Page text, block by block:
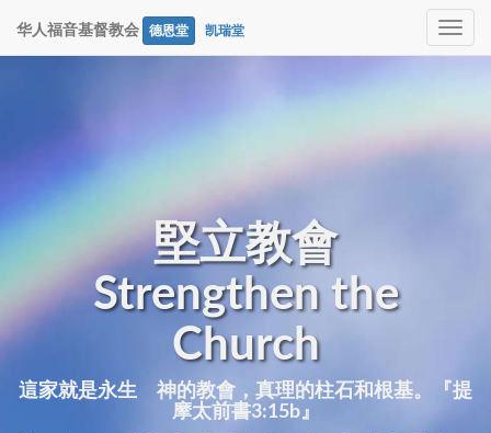
Toggle
华人福音基督教会 德恩堂 凯瑞堂
堅立教會
Strengthen the
Church
這家就是永生 神的教會，真理的柱石和根基。『提
摩太前書3:15b』